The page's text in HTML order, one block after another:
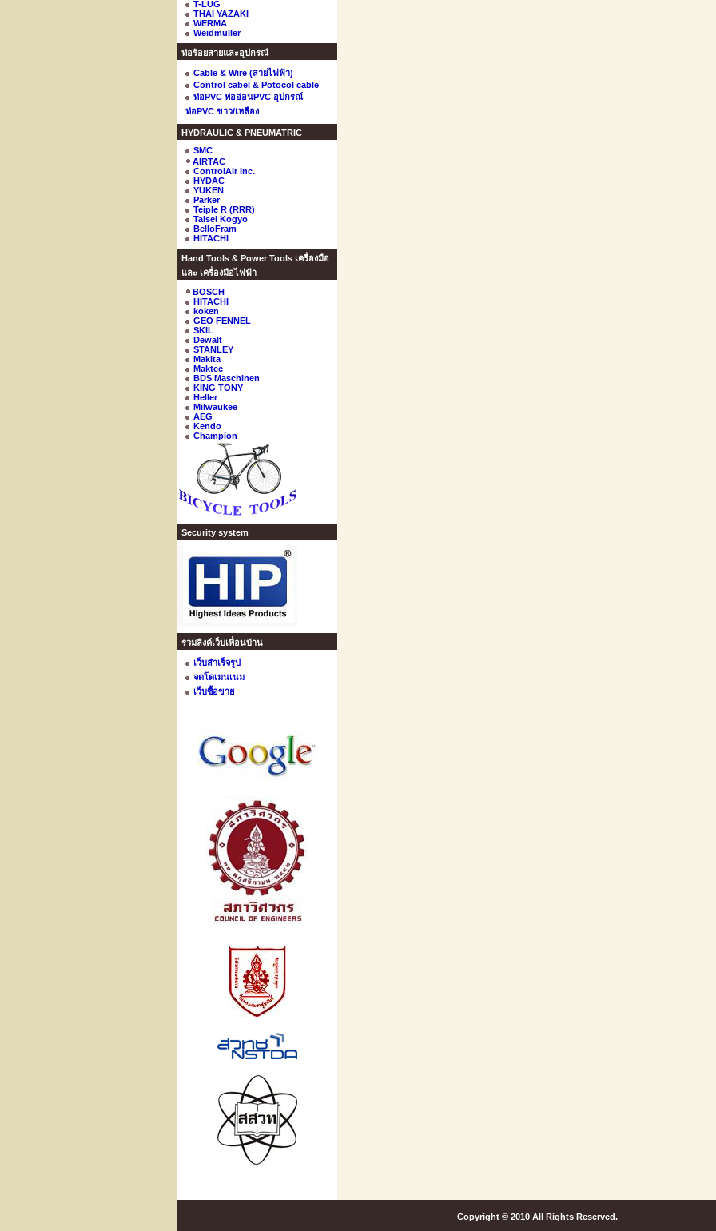
T-LUG
THAI YAZAKI
WERMA
Weidmuller
ท่อร้อยสายและอุปกรณ์
Cable & Wire (สายไฟฟ้า)
Control cabel & Potocol cable
ท่อPVC ท่ออ่อนPVC อุปกรณ์
ท่อPVC ขาว/เหลือง
HYDRAULIC & PNEUMATRIC
SMC
AIRTAC
ControlAir Inc.
HYDAC
YUKEN
Parker
Teiple R (RRR)
Taisei Kogyo
BelloFram
HITACHI
Hand Tools & Power Tools เครื่องมือ
และ เครื่องมือไฟฟ้า
BOSCH
HITACHI
koken
GEO FENNEL
SKIL
Dewalt
STANLEY
Makita
Maktec
BDS Maschinen
KING TONY
Heller
Milwaukee
AEG
Kendo
Champion
Security system
รวมลิงค์เว็บเพื่อนบ้าน
เว็บสำเร็จรูป
จดโดเมนเนม
เว็บซื้อขาย
Copyright © 2010 All Rights Reserved.